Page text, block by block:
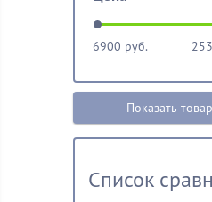
6900 руб.
Показать
Список